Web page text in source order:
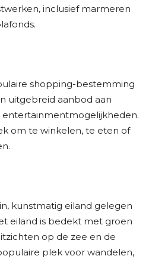
inclusief marmeren
shopping-bestemming
uitgebreid aanbod aan
entertainmentmogelijkheden.
om te winkelen, te eten of
kunstmatig eiland gelegen
eiland is bedekt met groen
op de zee en de
plek voor wandelen,